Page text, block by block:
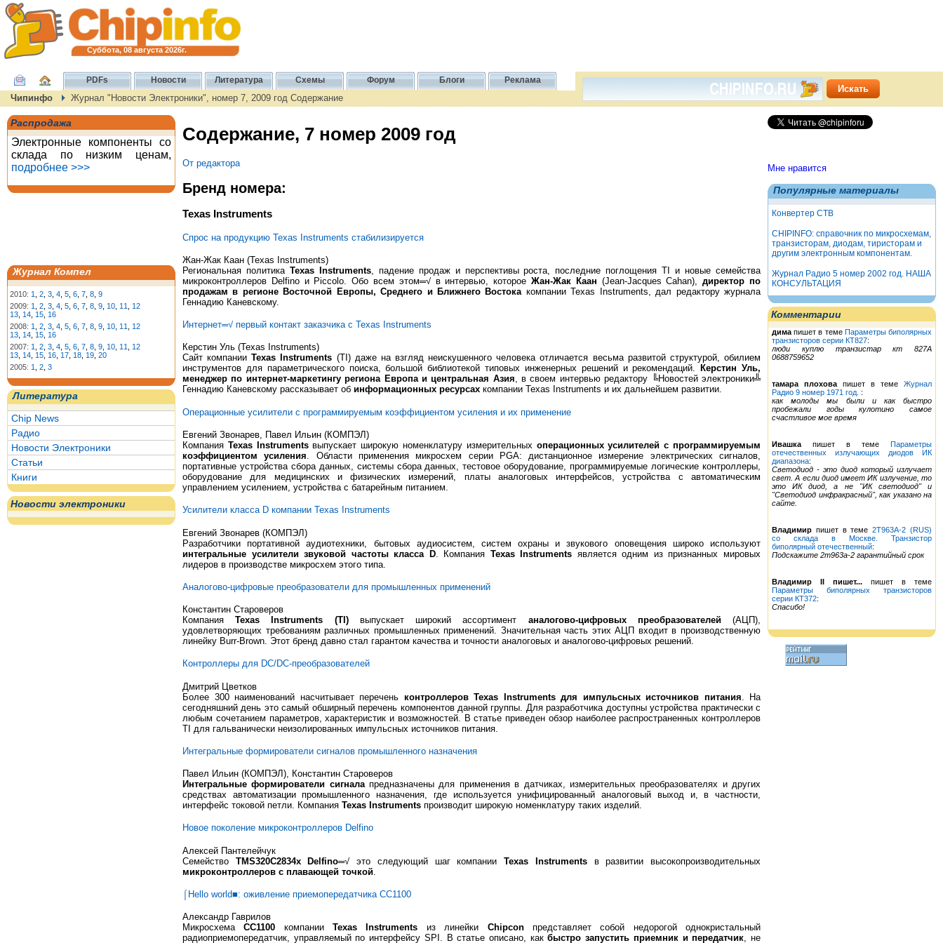
Суббота, 08 августа 2026г.
PDFs Новости Литература Схемы Форум Блоги Реклама
Чипинфо Журнал "Новости Электроники", номер 7, 2009 год Содержание
Распродажа
Электронные компоненты со
склада по низким ценам,
подробнее >>>
Журнал Компел
2010: 1 2 3 4 5 6 7 8 9
2009: 1 2 3 4 5 6 7 8 9 10 11
12
13 14 15 16
2008: 1 2 3 4 5 6 7 8 9 10 11
12
13 14 15 16
2007: 1 2 3 4 5 6 7 8 9 10 11
12
13 14 15 16 17 18 19 20
2005: 1 2 3
Литература
Chip News
Радио
Новости Электроники
Статьи
Книги
Новости электроники
Мне нравится
Популярные материалы
Конвертер СТВ
CHIPINFO: справочник по микросхемам,
транзисторам, диодам, тиристорам и
другим электронным компонентам.
Журнал Радио 5 номер 2002 год. НАША
КОНСУЛЬТАЦИЯ
Комментарии
дима пишет в теме Параметры биполярных
транзисторов серии КТ827:
люди куплю транзистар кт 827А
0688759652
тамара плохова пишет в теме Журнал
Радио 9 номер 1971 год. :
как молоды мы были и как быстро
пробежали годы кулотино самое
счастливое мое время
Ивашка пишет в теме Параметры
отечественных излучающих диодов ИК
диапазона:
Светодиод - это диод который излучает
свет. А если диод имеет ИК излучение, то
это ИК диод, а не "ИК светодиод" и
"Светодиод инфракрасный", как указано на
сайте.
Владимир пишет в теме2Т963А-2 (RUS)
со склада в Москве. Транзистор
биполярный отечественный:
Подскажите 2т963а-2 гарантийный срок
Владимир II пишет... пишет в теме
Параметры биполярных транзисторов
серии КТ372:
Спасибо!
Содержание, 7 номер 2009 год
От редактора
Бренд номера:
Texas Instruments
Спрос на продукцию Texas Instruments стабилизируется
Жан-Жак Каан (Texas Instruments)
Региональная политика Texas Instruments, падение продаж и перспективы роста, последние поглощения TI и новые семейства
микроконтроллеров Delfino и Piccolo. Обо всем этом═√ в интервью, которое Жан-Жак Каан (Jean-Jacques Cahan),директор по
продажам в регионе Восточной Европы, Среднего и Ближнего Востока компании Texas Instruments, дал редактору журнала
Геннадию Каневскому.
Интернет═√ первый контакт заказчика с Texas Instruments
Керстин Уль (Texas Instruments)
Сайт компанииTexas Instruments (TI) даже на взгляд неискушенного человека отличается весьма развитой структурой, обилием
инструментов для параметрического поиска, большой библиотекой типовых инженерных решений и рекомендаций.
Керстин Уль,
менеджер по интернет-маркетингу региона Европа и центральная Азия, в своем интервью редактору ╚Новостей электроники╩
Геннадию Каневскому рассказывает об информационных ресурсах компании Texas Instruments и их дальнейшем развитии.
Операционные усилители с программируемым коэффициентом усиления и их применение
Евгений Звонарев, Павел Ильин (КОМПЭЛ)
Компания Texas Instrumentsвыпускает широкую номенклатуру измерительных операционных усилителей с программируемым
коэффициентом усиления . Области применения микросхем серии PGA: дистанционное измерение электрических сигналов,
портативные устройства сбора данных, системы сбора данных, тестовое оборудование, программируемые логические контроллеры,
оборудование для медицинских и физических измерений, платы аналоговых интерфейсов, устройства с автоматическим
управлением усилением, устройства с батарейным питанием.
Усилители класса D компании Texas Instruments
Евгений Звонарев (КОМПЭЛ)
Разработчики портативной аудиотехники, бытовых аудиосистем, систем охраны и звукового оповещения широко используют
интегральные усилители звуковой частоты класса D. Компания Texas Instruments является одним из признанных мировых
лидеров в производстве микросхем этого типа.
Аналогово-цифровые преобразователи для промышленных применений
Константин Староверов
КомпанияTexas Instruments (TI)выпускает широкий ассортимент аналогово-цифровых преобразователей(АЦП),
удовлетворяющих требованиям различных промышленных применений. Значительная часть этих АЦП входит в производственную
линейку Burr-Brown. Этот бренд давно стал гарантом качества и точности аналоговых и аналогово-цифровых решений.
Контроллеры для DC/DC-преобразователей
Дмитрий Цветков
Более 300 наименований насчитывает перечень контроллеров Texas Instruments для импульсных источников питания . На
сегодняшний день это самый обширный перечень компонентов данной группы. Для разработчика доступны устройства практически с
любым сочетанием параметров, характеристик и возможностей. В статье приведен обзор наиболее распространенных контроллеров
TI для гальванически неизолированных импульсных источников питания.
Интегральные формирователи сигналов промышленного назначения
Павел Ильин (КОМПЭЛ), Константин Староверов
Интегральные формирователи сигналапредназначены для применения в датчиках, измерительных преобразователях и других
средствах автоматизации промышленного назначения, где используется унифицированный аналоговый выход и, в частности,
интерфейс токовой петли. Компания Texas Instruments производит широкую номенклатуру таких изделий.
Новое поколение микроконтроллеров Delfino
Алексей Пантелейчук
Семейство TMS320C2834x Delfino═√ это следующий шаг компанииTexas Instrumentsв развитии высокопроизводительных
микроконтроллеров с плавающей точкой
⌠Hello world■: оживление приемопередатчика СС1100
Александр Гаврилов
МикросхемаСС1100 компанииTexas Instruments из линейки Chipconпредставляет собой недорогой однокристальный
радиоприемопередатчик, управляемый по интерфейсу SPI. В статье описано, какбыстро запустить приемник и передатчик, не